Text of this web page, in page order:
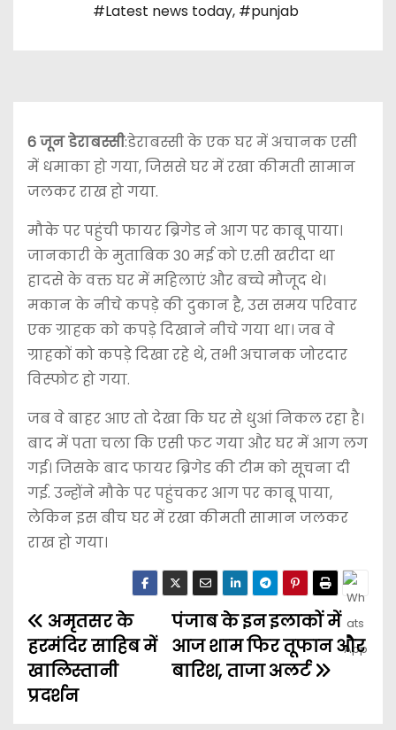
#Latest news today, #punjab
6 जून डेराबस्सी:डेराबस्सी के एक घर में अचानक एसी
में धमाका हो गया, जिससे घर में रखा कीमती सामान
जलकर राख हो गया.
मौके पर पहुंची फायर ब्रिगेड ने आग पर काबू पाया।
जानकारी के मुताबिक 30 मई को ए.सी खरीदा था
हादसे के वक्त घर में महिलाएं और बच्चे मौजूद थे।
मकान के नीचे कपड़े की दुकान है, उस समय परिवार
एक ग्राहक को कपड़े दिखाने नीचे गया था। जब वे
ग्राहकों को कपड़े दिखा रहे थे, तभी अचानक जोरदार
विस्फोट हो गया.
जब वे बाहर आए तो देखा कि घर से धुआं निकल रहा है।
बाद में पता चला कि एसी फट गया और घर में आग लग
गई। जिसके बाद फायर ब्रिगेड की टीम को सूचना दी
गई. उन्होंने मौके पर पहुंचकर आग पर काबू पाया,
लेकिन इस बीच घर में रखा कीमती सामान जलकर
राख हो गया।
पंजाब के इन इलाकों में
आज शाम फिर तूफान और
बारिश, ताजा अलर्ट
अमृतसर के
हरमंदिर साहिब में
खालिस्तानी
प्रदर्शन